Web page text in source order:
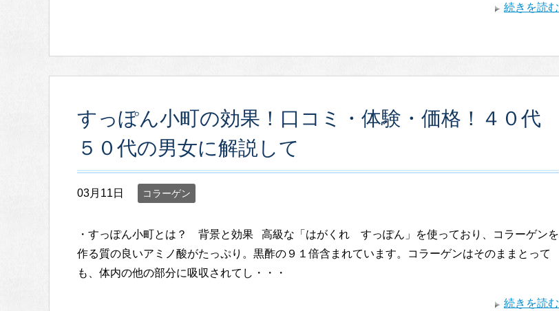
続きを読む
すっぽん小町の効果！口コミ・体験・価格！４０代
５０代の男女に解説して
03月11日 コラーゲン
・すっぽん小町とは？ 背景と効果 高級な「はがくれ すっぽん」を使っており、コラーゲンを
作る質の良いアミノ酸がたっぷり。黒酢の９１倍含まれています。コラーゲンはそのままとって
も、体内の他の部分に吸収されてし・・・
続きを読む